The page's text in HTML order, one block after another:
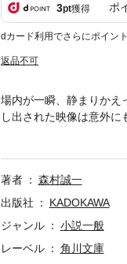
3pt獲得 ポ
dカード利用でさらにポイン
返品不可
場内が一瞬、静まりか
し出された映像は意外
れ、弱電業界で一人脚
著者
森村誠一
出版社
KADOKAWA
ジャンル
小説一般
レーベル
角川文庫